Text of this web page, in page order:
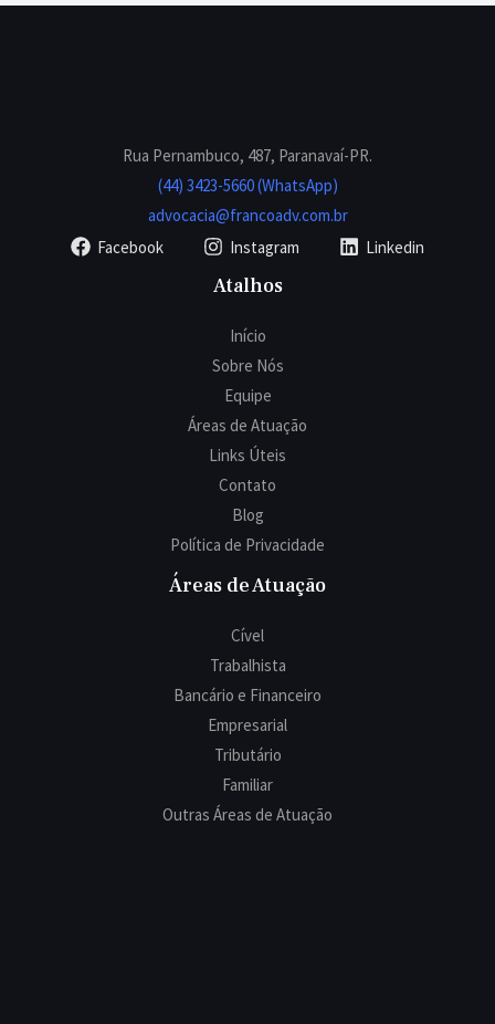
Rua Pernambuco, 487, Paranavaí-PR.
(44) 3423-5660 (WhatsApp)
advocacia@francoadv.com.br
Facebook
Instagram Linkedin
Atalhos
Início
Sobre Nós
Equipe
Áreas de Atuação
Links Úteis
Contato
Blog
Política de Privacidade
Áreas de Atuação
Cível
Trabalhista
Bancário e Financeiro
Empresarial
Tributário
Familiar
Outras Áreas de Atuação